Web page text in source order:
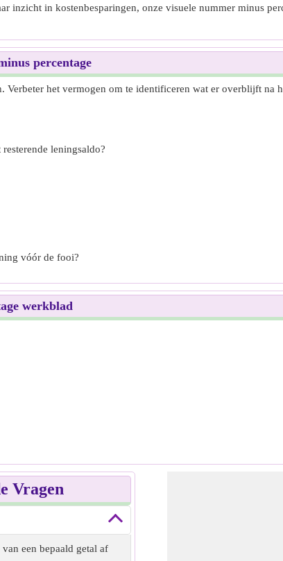
inzicht in kostenbesparingen, onze visuele nummer minus
percentage
het vermogen om te identificeren wat er overblijft na
leningsaldo?
vóór de fooi?
werkblad
Vragen
een bepaald getal af